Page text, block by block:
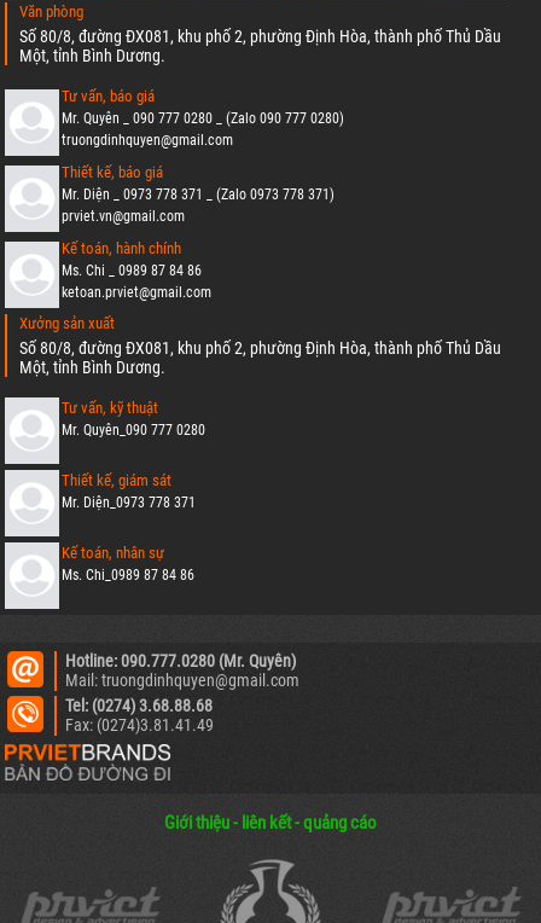
Văn phòng
Số 80/8, đường ĐX081, khu phố 2, phường Định Hòa, thành phố Thủ Dầu
Một, tỉnh Bình Dương.
Tư vấn, báo giá
Mr. Quyên _ 090 777 0280 _ (Zalo 090 777 0280)
truongdinhquyen@gmail.com
Thiết kế, báo giá
Mr. Diện _ 0973 778 371 _ (Zalo 0973 778 371)
prviet.vn@gmail.com
Kế toán, hành chính
Ms. Chi _ 0989 87 84 86
ketoan.prviet@gmail.com
Xưởng sản xuất
Số 80/8, đường ĐX081, khu phố 2, phường Định Hòa, thành phố Thủ Dầu
Một, tỉnh Bình Dương.
Tư vấn, kỹ thuật
Mr. Quyên_090 777 0280
Thiết kế, giám sát
Mr. Diện_0973 778 371
Kế toán, nhân sự
Ms. Chi_0989 87 84 86
Hotline: 090.777.0280 (Mr. Quyên)
Mail: truongdinhquyen@gmail.com
Tel: (0274) 3.68.88.68
Fax: (0274)3.81.41.49
Giới thiệu - liên kết - quảng cáo